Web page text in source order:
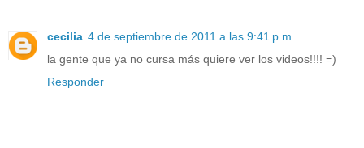
cecilia 4 de septiembre de 2011 a las 9:41 p.m.
la gente que ya no cursa más quiere ver los videos!!!! =)
Responder